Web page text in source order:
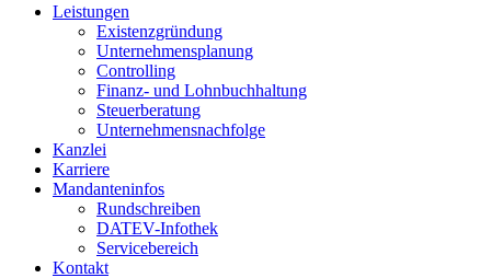
Menu
Leistungen
Existenzgründung
Unternehmensplanung
Controlling
Finanz- und Lohnbuchhaltung
Steuerberatung
Unternehmensnachfolge
Kanzlei
Karriere
Mandanteninfos
Rundschreiben
DATEV-Infothek
Servicebereich
Kontakt